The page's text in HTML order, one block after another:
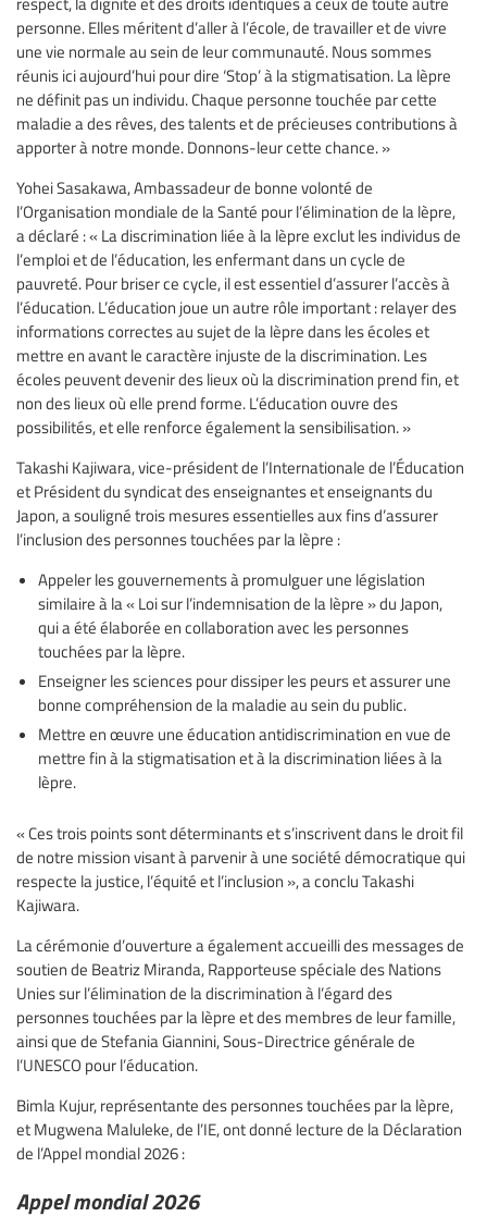
personne. Elles méritent d’aller à l’école, de travailler et de vivre
une vie normale au sein de leur communauté. Nous sommes
réunis ici aujourd’hui pour dire ‘Stop’ à la stigmatisation. La lèpre
ne définit pas un individu. Chaque personne touchée par cette
maladie a des rêves, des talents et de précieuses contributions à
apporter à notre monde. Donnons-leur cette chance. »
Yohei Sasakawa, Ambassadeur de bonne volonté de
l’Organisation mondiale de la Santé pour l’élimination de la lèpre,
a déclaré : « La discrimination liée à la lèpre exclut les individus de
l’emploi et de l’éducation, les enfermant dans un cycle de
pauvreté. Pour briser ce cycle, il est essentiel d’assurer l’accès à
l’éducation. L’éducation joue un autre rôle important : relayer des
informations correctes au sujet de la lèpre dans les écoles et
mettre en avant le caractère injuste de la discrimination. Les
écoles peuvent devenir des lieux où la discrimination prend fin, et
non des lieux où elle prend forme. L’éducation ouvre des
possibilités, et elle renforce également la sensibilisation. »
Takashi Kajiwara, vice-président de l’Internationale de l’Éducation
et Président du syndicat des enseignantes et enseignants du
Japon, a souligné trois mesures essentielles aux fins d’assurer
l’inclusion des personnes touchées par la lèpre :
Appeler les gouvernements à promulguer une législation
similaire à la « Loi sur l’indemnisation de la lèpre » du Japon,
qui a été élaborée en collaboration avec les personnes
touchées par la lèpre.
Enseigner les sciences pour dissiper les peurs et assurer une
bonne compréhension de la maladie au sein du public.
Mettre en œuvre une éducation antidiscrimination en vue de
mettre fin à la stigmatisation et à la discrimination liées à la
lèpre.
« Ces trois points sont déterminants et s’inscrivent dans le droit fil
de notre mission visant à parvenir à une société démocratique qui
respecte la justice, l’équité et l’inclusion », a conclu Takashi
Kajiwara.
La cérémonie d’ouverture a également accueilli des messages de
soutien de Beatriz Miranda, Rapporteuse spéciale des Nations
Unies sur l’élimination de la discrimination à l’égard des
personnes touchées par la lèpre et des membres de leur famille,
ainsi que de Stefania Giannini, Sous-Directrice générale de
l’UNESCO pour l’éducation.
Bimla Kujur, représentante des personnes touchées par la lèpre,
et Mugwena Maluleke, de l’IE, ont donné lecture de la Déclaration
de l’Appel mondial 2026 :
Appel mondial 2026